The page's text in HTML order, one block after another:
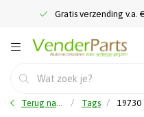
Gratis verzending v.a.
Terug naar home Tags 19730